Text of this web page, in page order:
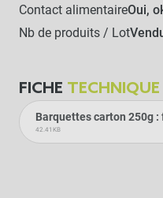
Contact alimentaireOui,
Nb de produits / Lot
FICHE TECHNIQUE
Barquettes carton 250g :
42.41KB